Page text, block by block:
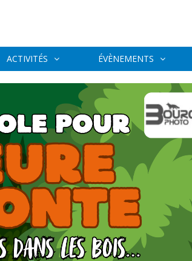
ACTIVITÉS ÉVÈNEMENTS